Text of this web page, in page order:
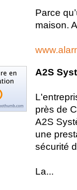
Parce
maison.
A2S
près de
A2S
une
sécurité
La...